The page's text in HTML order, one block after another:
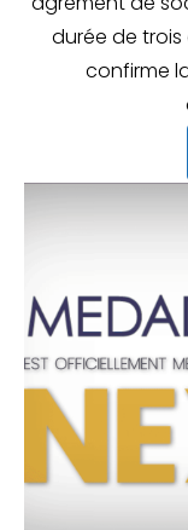
durée de trois
confirme